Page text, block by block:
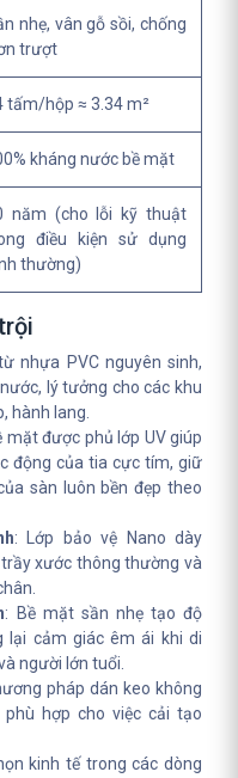
nhẹ, vân gỗ sồi, chống
trượt
tấm/hộp ≈ 3.34 m²
kháng nước bề mặt
năm (cho lỗi kỹ thuật
điều kiện sử dụng
thường)
nhựa PVC nguyên sinh,
lý tưởng cho các khu
hành lang.
mặt được phủ lớp UV giúp
động của tia cực tím, giữ
sàn luôn bền đẹp theo
: Lớp bảo vệ Nano dày
xước thông thường và
: Bề mặt sần nhẹ tạo độ
lại cảm giác êm ái khi di
người lớn tuổi.
pháp dán keo không
hợp cho việc cải tạo
kinh tế trong các dòng